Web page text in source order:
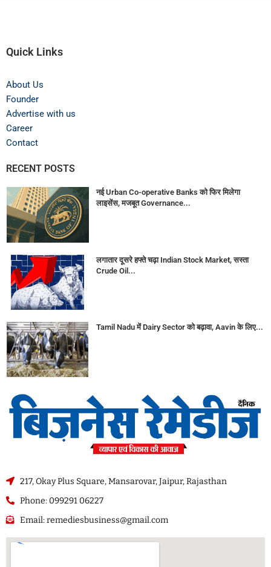
Quick Links
About Us
Founder
Advertise with us
Career
Contact
RECENT POSTS
नई Urban Co-operative Banks को फिर मिलेगा
लाइसेंस, मजबूत Governance...
लगातार दूसरे हफ्ते चढ़ा Indian Stock Market, सस्ता
Crude Oil...
Tamil Nadu में Dairy Sector को बढ़ावा, Aavin के लिए...
217, Okay Plus Square, Mansarovar, Jaipur, Rajasthan
Phone: 099291 06227
Email: remediesbusiness@gmail.com